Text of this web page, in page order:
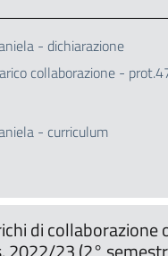
- dichiarazione
collaborazione -
- curriculum
di collaborazione